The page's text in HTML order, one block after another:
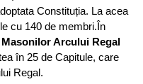
Constituția. La acea
cu 140 de membri.În
Arcului Regal
în 25 de Capitule, care
Regal.